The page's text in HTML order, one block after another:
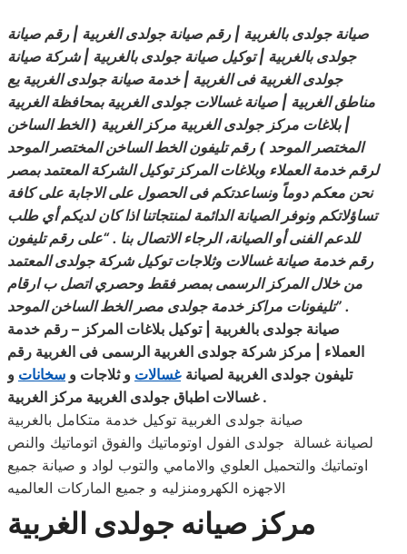
صيانة جولدى بالغربية | رقم صيانة جولدى الغربية | رقم صيانة
جولدى بالغربية | توكيل صيانة جولدى بالغربية | شركة صيانة
جولدى الغربية فى الغربية | خدمة صيانة جولدى الغربية يع
مناطق الغربية | صيانة غسالات جولدى الغربية بمحافظة الغربية
| بلاغات مركز جولدى الغربية مركز الغربية ( الخط الساخن
المختصر الموحد ) رقم تليفون الخط الساخن المختصر الموحد
لرقم خدمة العملاء وبلاغات المركز توكيل الشركة المعتمد بمصر
نحن معكم دوماً ونساعدتكم فى الحصول على الاجابة على كافة
تساؤلاتكم ونوفر الصيانة الدائمة لمنتجاتنا اذا كان لديكم أي طلب
للدعم الفنى أو الصيانة، الرجاء الاتصال بنا . “على رقم تليفون
رقم خدمة صيانة غسالات وثلاجات توكيل شركة جولدى المعتمد
من خلال المركز الرسمى بمصر فقط وحصرياتصل ب ارقام
تليفونات مراكز خدمة جولدى مصر الخط الساخن الموحد” .
صيانة جولدى بالغربية
| توكيل بلاغات المركز – رقم خدمة
العملاء | مركز شركة جولدى الغربية الرسمى فى الغربية رقم
تليفون جولدى الغربية لصيانة غسالات و ثلاجات و سخانات و
غسالات اطباق جولدى الغربية مركز الغربية .
صيانة جولدى الغربية توكيل خدمة متكامل بالغربية
لصيانة غسالة جولدى الفول اوتوماتيك والفوق اتوماتيك والنص
اوتماتيك والتحميل العلوي والامامي والتوب لواد و صيانة جميع
الاجهزه الكهرومنزليه و جميع الماركات العالميه
مركز صيانه جولدى الغربية